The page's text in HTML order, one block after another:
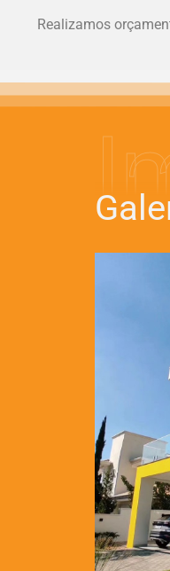
Realizamos